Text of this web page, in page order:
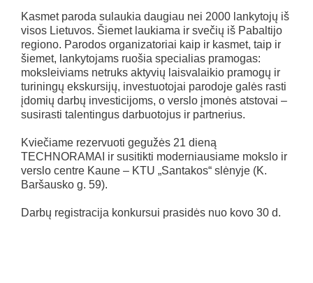
Kasmet paroda sulaukia daugiau nei 2000 lankytojų iš
visos Lietuvos. Šiemet laukiama ir svečių iš Pabaltijo
regiono. Parodos organizatoriai kaip ir kasmet, taip ir
šiemet, lankytojams ruošia specialias pramogas:
moksleiviams netruks aktyvių laisvalaikio pramogų ir
turiningų ekskursijų, investuotojai parodoje galės rasti
įdomių darbų investicijoms, o verslo įmonės atstovai –
susirasti talentingus darbuotojus ir partnerius.
Kviečiame rezervuoti gegužės 21 dieną
TECHNORAMAI ir susitikti moderniausiame mokslo ir
verslo centre Kaune – KTU „Santakos“ slėnyje (K.
Baršausko g. 59).
Darbų registracija konkursui prasidės nuo kovo 30 d.